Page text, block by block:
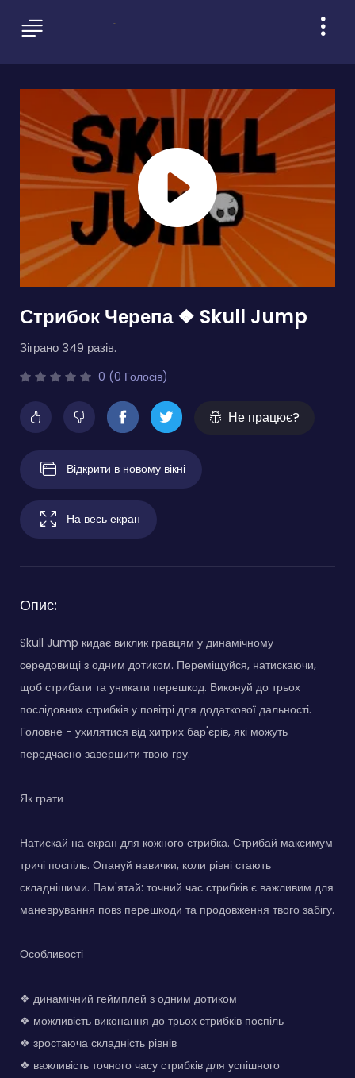
Стрибок Черепа ❖ Skull Jump
Зіграно 349 разів.
0 (0 Голосів)
Не працює?
Відкрити в новому вікні
На весь екран
Опис:
Skull Jump кидає виклик гравцям у динамічному
середовищі з одним дотиком. Переміщуйся, натискаючи,
щоб стрибати та уникати перешкод. Виконуй до трьох
послідовних стрибків у повітрі для додаткової дальності.
Головне - ухилятися від хитрих бар'єрів, які можуть
передчасно завершити твою гру.
Як грати
Натискай на екран для кожного стрибка. Стрибай максимум
тричі поспіль. Опануй навички, коли рівні стають
складнішими. Пам'ятай: точний час стрибків є важливим для
маневрування повз перешкоди та продовження твого забігу.
Особливості
❖ динамічний геймплей з одним дотиком
❖ можливість виконання до трьох стрибків поспіль
❖ зростаюча складність рівнів
❖ важливість точного часу стрибків для успішного